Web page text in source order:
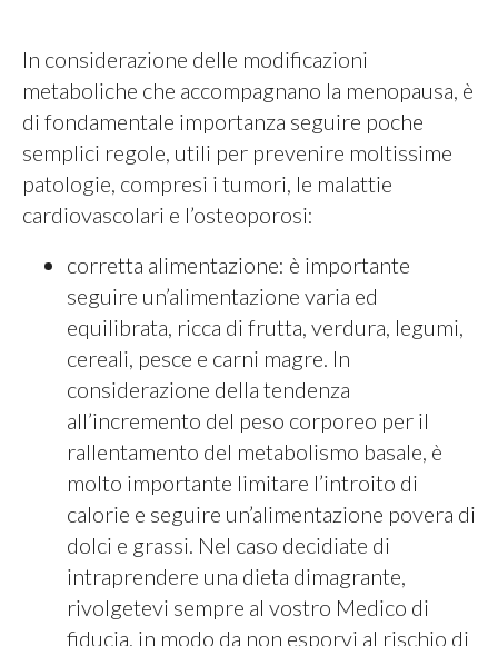
In considerazione delle modificazioni
metaboliche che accompagnano la menopausa, è
di fondamentale importanza seguire poche
semplici regole, utili per prevenire moltissime
patologie, compresi i tumori, le malattie
cardiovascolari e l’osteoporosi:
corretta alimentazione: è importante
seguire un’alimentazione varia ed
equilibrata, ricca di frutta, verdura, legumi,
cereali, pesce e carni magre. In
considerazione della tendenza
all’incremento del peso corporeo per il
rallentamento del metabolismo basale, è
molto importante limitare l’introito di
calorie e seguire un’alimentazione povera di
dolci e grassi. Nel caso decidiate di
intraprendere una dieta dimagrante,
rivolgetevi sempre al vostro Medico di
fiducia, in modo da non esporvi al rischio di